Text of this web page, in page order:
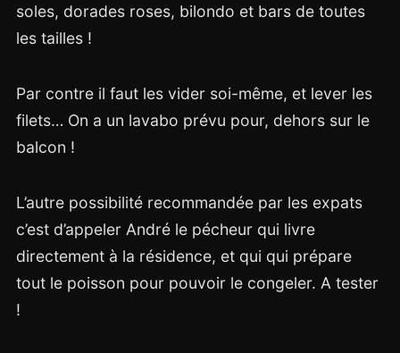
soles, dorades roses, bilondo et bars de toutes
les tailles !
Par contre il faut les vider soi-même, et lever les
filets… On a un lavabo prévu pour, dehors sur le
balcon !
L’autre possibilité recommandée par les expats
c’est d’appeler André le pécheur qui livre
directement à la résidence, et qui qui prépare
tout le poisson pour pouvoir le congeler. A tester
!